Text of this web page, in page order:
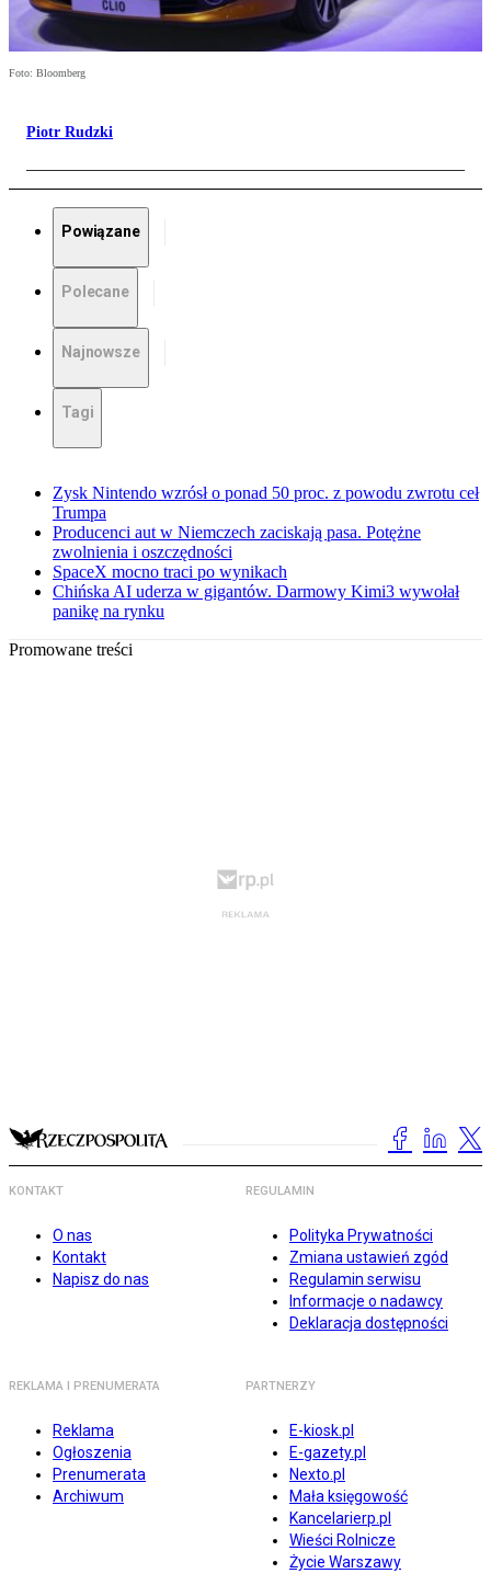
Foto: Bloomberg
Piotr Rudzki
Powiązane
Polecane
Najnowsze
Tagi
Zysk Nintendo wzrósł o ponad 50 proc. z powodu zwrotu ceł
Trumpa
Producenci aut w Niemczech zaciskają pasa. Potężne
zwolnienia i oszczędności
SpaceX mocno traci po wynikach
Chińska AI uderza w gigantów. Darmowy Kimi3 wywołał
panikę na rynku
Promowane treści
KONTAKT
O nas
Kontakt
Napisz do nas
REGULAMIN
Polityka Prywatności
Zmiana ustawień zgód
Regulamin serwisu
Informacje o nadawcy
Deklaracja dostępności
REKLAMA I PRENUMERATA
Reklama
Ogłoszenia
Prenumerata
Archiwum
PARTNERZY
E-kiosk.pl
E-gazety.pl
Nexto.pl
Mała księgowość
Kancelarierp.pl
Wieści Rolnicze
Życie Warszawy